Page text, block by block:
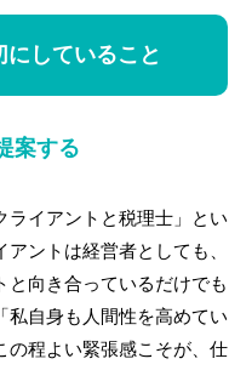
していること
案する
ライアントと税理士」とい
ントは経営者としても、
と向き合っているだけでも
私自身も人間性を高めてい
の程よい緊張感こそが、仕